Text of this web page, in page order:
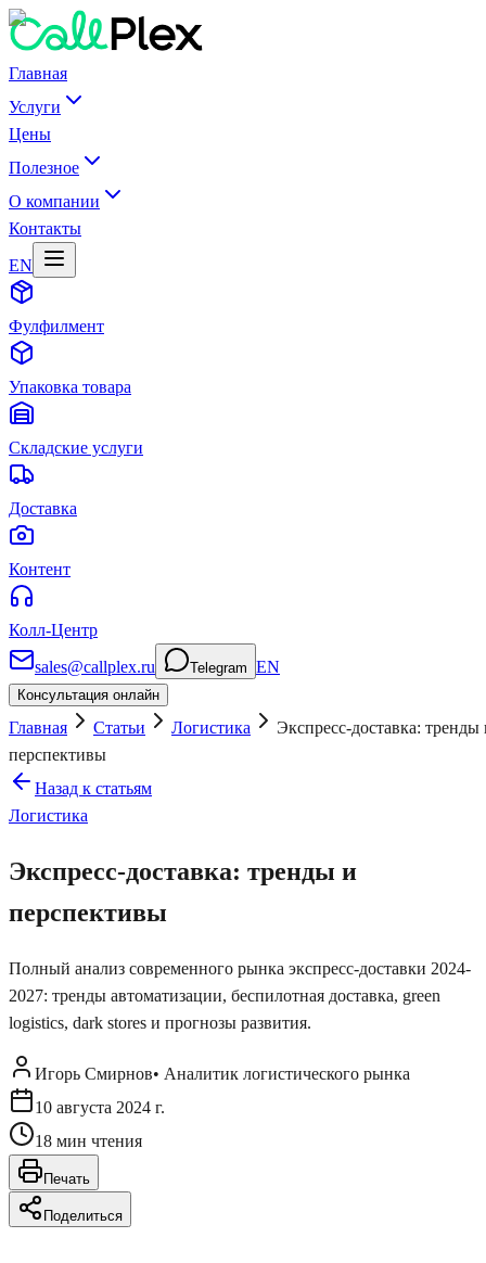
Главная
Услуги
Цены
Полезное
О компании
Контакты
EN
Фулфилмент
Упаковка товара
Складские услуги
Доставка
Контент
Колл-Центр
sales@callplex.ru
Telegram EN
Консультация онлайн
Главная Статьи Логистика
Экспресс-доставка: тренды
перспективы
Назад к статьям
Логистика
Экспресс-доставка: тренды и
перспективы
Полный анализ современного рынка экспресс-доставки 2024-
2027: тренды автоматизации, беспилотная доставка, green
logistics, dark stores и прогнозы развития.
Игорь Смирнов• Аналитик логистического рынка
10 августа 2024 г.
18 мин чтения
Печать
Поделиться